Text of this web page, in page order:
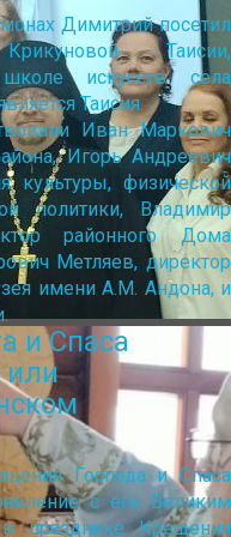
Димитрий посетил
Таисии,
искусств села
Таисия.
Иван Маркович
Игорь Андреевич
культуры, физической
политики, Владимир
районного Дома
Метляев, директор
имени А.М. Андона, и
и Спаса
или
Господа и Спаса
с его Великим
празднике Крещения